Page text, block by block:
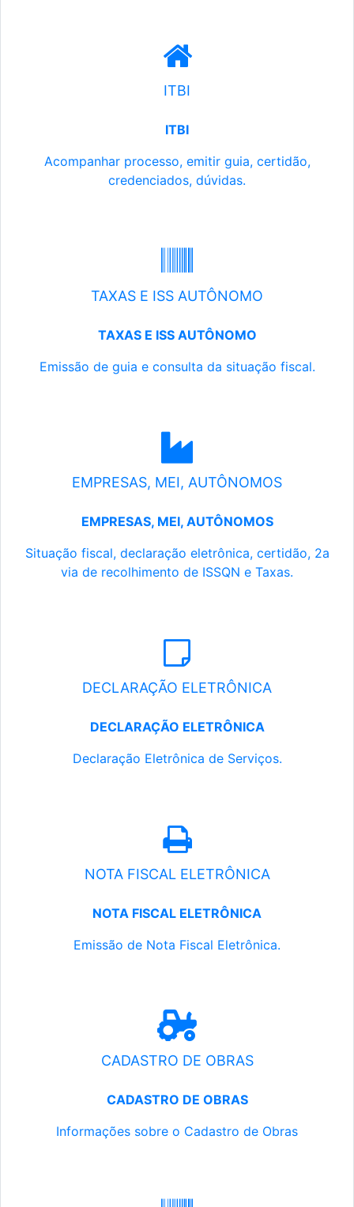
ITBI
ITBI
Acompanhar processo, emitir guia, certidão,
credenciados, dúvidas.
TAXAS E ISS AUTÔNOMO
TAXAS E ISS AUTÔNOMO
Emissão de guia e consulta da situação fiscal.
EMPRESAS, MEI, AUTÔNOMOS
EMPRESAS, MEI, AUTÔNOMOS
Situação fiscal, declaração eletrônica, certidão, 2a
via de recolhimento de ISSQN e Taxas.
DECLARAÇÃO ELETRÔNICA
DECLARAÇÃO ELETRÔNICA
Declaração Eletrônica de Serviços.
NOTA FISCAL ELETRÔNICA
NOTA FISCAL ELETRÔNICA
Emissão de Nota Fiscal Eletrônica.
CADASTRO DE OBRAS
CADASTRO DE OBRAS
Informações sobre o Cadastro de Obras